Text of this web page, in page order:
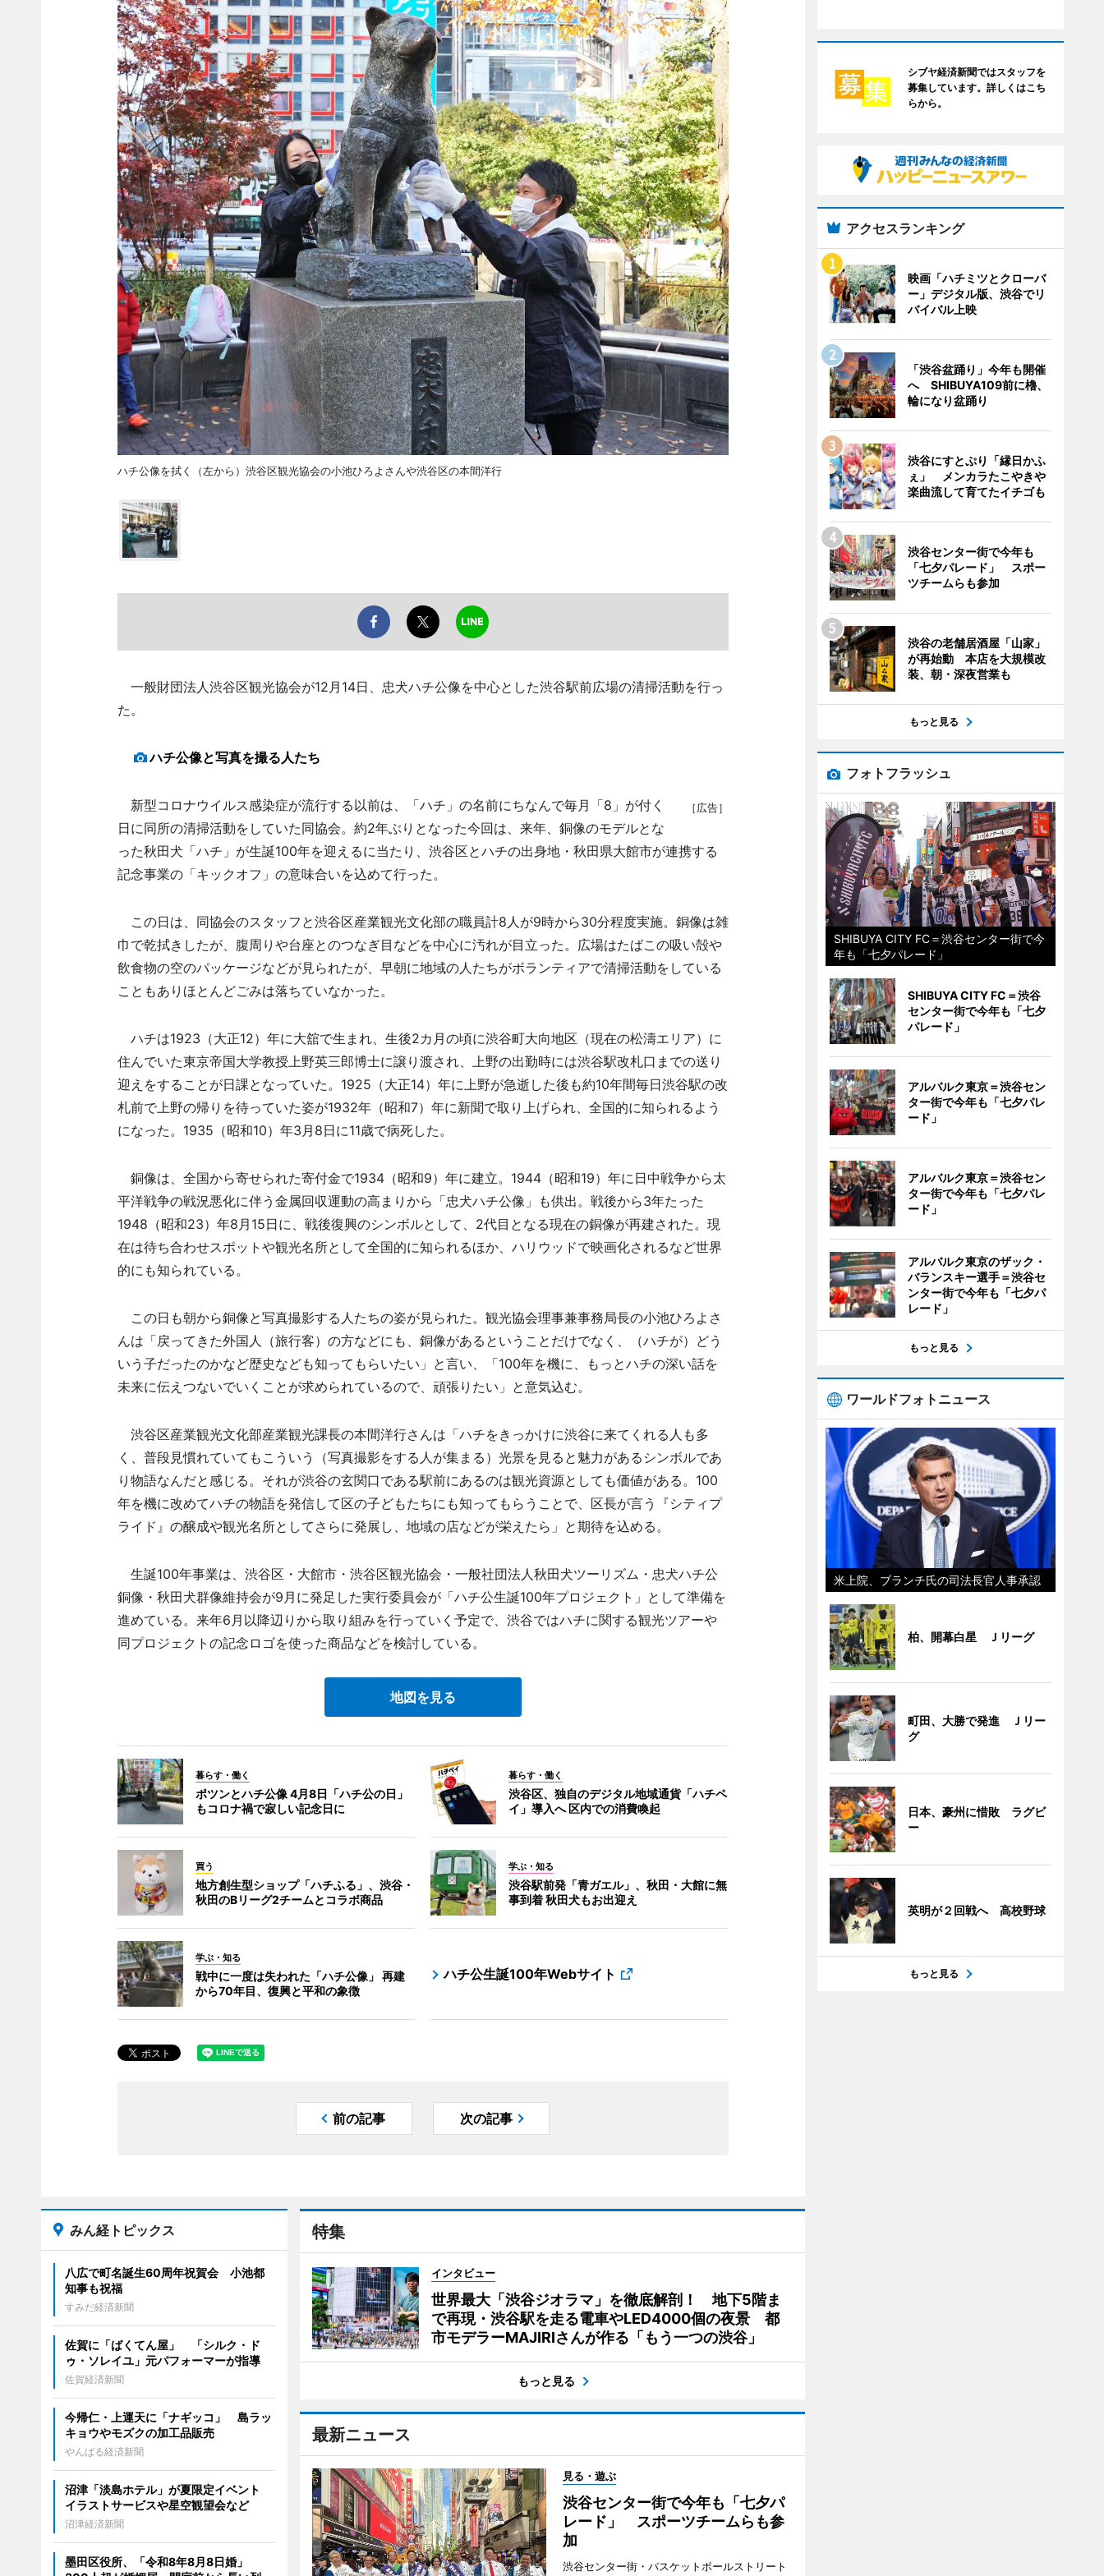
ハチ公像を拭く（左から）渋谷区観光協会の小池ひろよさんや渋谷区の本間洋行
一般財団法人渋谷区観光協会が12月14日、忠犬ハチ公像を中心とした渋谷駅前広場の清掃活動を行っ
た。
ハチ公像と写真を撮る人たち
［広告］
新型コロナウイルス感染症が流行する以前は、「ハチ」の名前にちなんで毎月「8」が付く
日に同所の清掃活動をしていた同協会。約2年ぶりとなった今回は、来年、銅像のモデルとな
った秋田犬「ハチ」が生誕100年を迎えるに当たり、渋谷区とハチの出身地・秋田県大館市が連携する
記念事業の「キックオフ」の意味合いを込めて行った。
この日は、同協会のスタッフと渋谷区産業観光文化部の職員計8人が9時から30分程度実施。銅像は雑
巾で乾拭きしたが、腹周りや台座とのつなぎ目などを中心に汚れが目立った。広場はたばこの吸い殻や
飲食物の空のパッケージなどが見られたが、早朝に地域の人たちがボランティアで清掃活動をしている
こともありほとんどごみは落ちていなかった。
ハチは1923（大正12）年に大舘で生まれ、生後2カ月の頃に渋谷町大向地区（現在の松濤エリア）に
住んでいた東京帝国大学教授上野英三郎博士に譲り渡され、上野の出勤時には渋谷駅改札口までの送り
迎えをすることが日課となっていた。1925（大正14）年に上野が急逝した後も約10年間毎日渋谷駅の改
札前で上野の帰りを待っていた姿が1932年（昭和7）年に新聞で取り上げられ、全国的に知られるよう
になった。1935（昭和10）年3月8日に11歳で病死した。
銅像は、全国から寄せられた寄付金で1934（昭和9）年に建立。1944（昭和19）年に日中戦争から太
平洋戦争の戦況悪化に伴う金属回収運動の高まりから「忠犬ハチ公像」も供出。戦後から3年たった
1948（昭和23）年8月15日に、戦後復興のシンボルとして、2代目となる現在の銅像が再建された。現
在は待ち合わせスポットや観光名所として全国的に知られるほか、ハリウッドで映画化されるなど世界
的にも知られている。
この日も朝から銅像と写真撮影する人たちの姿が見られた。観光協会理事兼事務局長の小池ひろよさ
んは「戻ってきた外国人（旅行客）の方などにも、銅像があるということだけでなく、（ハチが）どう
いう子だったのかなど歴史なども知ってもらいたい」と言い、「100年を機に、もっとハチの深い話を
未来に伝えつないでいくことが求められているので、頑張りたい」と意気込む。
渋谷区産業観光文化部産業観光課長の本間洋行さんは「ハチをきっかけに渋谷に来てくれる人も多
く、普段見慣れていてもこういう（写真撮影をする人が集まる）光景を見ると魅力があるシンボルであ
り物語なんだと感じる。それが渋谷の玄関口である駅前にあるのは観光資源としても価値がある。100
年を機に改めてハチの物語を発信して区の子どもたちにも知ってもらうことで、区長が言う『シティプ
ライド』の醸成や観光名所としてさらに発展し、地域の店などが栄えたら」と期待を込める。
生誕100年事業は、渋谷区・大館市・渋谷区観光協会・一般社団法人秋田犬ツーリズム・忠犬ハチ公
銅像・秋田犬群像維持会が9月に発足した実行委員会が「ハチ公生誕100年プロジェクト」として準備を
進めている。来年6月以降辺りから取り組みを行っていく予定で、渋谷ではハチに関する観光ツアーや
同プロジェクトの記念ロゴを使った商品などを検討している。
地図を見る
暮らす・働く
ポツンとハチ公像 4月8日「ハチ公の日」
もコロナ禍で寂しい記念日に
暮らす・働く
渋谷区、独自のデジタル地域通貨「ハチペ
イ」導入へ 区内での消費喚起
買う
地方創生型ショップ「ハチふる」、渋谷・
秋田のBリーグ2チームとコラボ商品
学ぶ・知る
渋谷駅前発「青ガエル」、秋田・大館に無
事到着 秋田犬もお出迎え
学ぶ・知る
戦中に一度は失われた「ハチ公像」 再建
から70年目、復興と平和の象徴
ハチ公生誕100年Webサイト
前の記事 次の記事
特集
インタビュー
世界最大「渋谷ジオラマ」を徹底解剖！ 地下5階ま
で再現・渋谷駅を走る電車やLED4000個の夜景 都
市モデラーMAJIRIさんが作る「もう一つの渋谷」
もっと見る
最新ニュース
見る・遊ぶ
渋谷センター街で今年も「七夕パ
レード」 スポーツチームらも参
加
渋谷センター街・バスケットボールストリート
みん経トピックス
八広で町名誕生60周年祝賀会 小池都
知事も祝福
すみだ経済新聞
佐賀に「ばくてん屋」 「シルク・ド
ゥ・ソレイユ」元パフォーマーが指導
佐賀経済新聞
今帰仁・上運天に「ナギッコ」 島ラッ
キョウやモズクの加工品販売
やんばる経済新聞
沼津「淡島ホテル」が夏限定イベント
イラストサービスや星空観望会など
沼津経済新聞
墨田区役所、「令和8年8月8日婚」
シブヤ経済新聞ではスタッフを
募集しています。詳しくはこち
らから。
アクセスランキング
映画「ハチミツとクローバ
ー」デジタル版、渋谷でリ
バイバル上映
「渋谷盆踊り」今年も開催
へ SHIBUYA109前に櫓、
輪になり盆踊り
渋谷にすとぷり「縁日かふ
ぇ」 メンカラたこやきや
楽曲流して育てたイチゴも
渋谷センター街で今年も
「七夕パレード」 スポー
ツチームらも参加
渋谷の老舗居酒屋「山家」
が再始動 本店を大規模改
装、朝・深夜営業も
もっと見る
フォトフラッシュ
SHIBUYA CITY FC＝渋谷センター街で今
年も「七夕パレード」
SHIBUYA CITY FC＝渋谷
センター街で今年も「七夕
パレード」
アルバルク東京＝渋谷セン
ター街で今年も「七夕パレ
ード」
アルバルク東京＝渋谷セン
ター街で今年も「七夕パレ
ード」
アルバルク東京のザック・
バランスキー選手＝渋谷セ
ンター街で今年も「七夕パ
レード」
もっと見る
ワールドフォトニュース
米上院、ブランチ氏の司法長官人事承認
柏、開幕白星 Ｊリーグ
町田、大勝で発進 Ｊリー
グ
日本、豪州に惜敗 ラグビ
ー
英明が２回戦へ 高校野球
もっと見る